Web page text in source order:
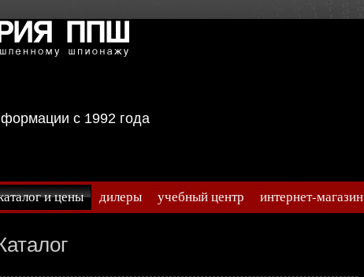
с 1992 года
и цены дилеры учебный центр интернет-магазин